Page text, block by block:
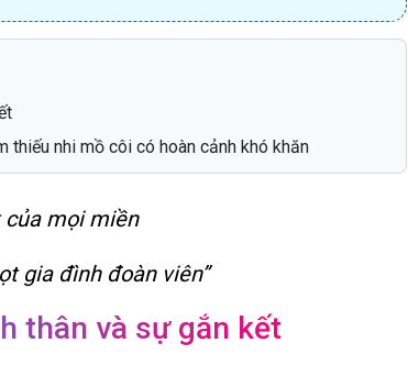
thiếu nhi mồ côi có hoàn cảnh khó khăn
của mọi miền
gia đình đoàn viên”
thân và sự gắn kết